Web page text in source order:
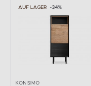
AUF LAGER -34%
KONSIMO